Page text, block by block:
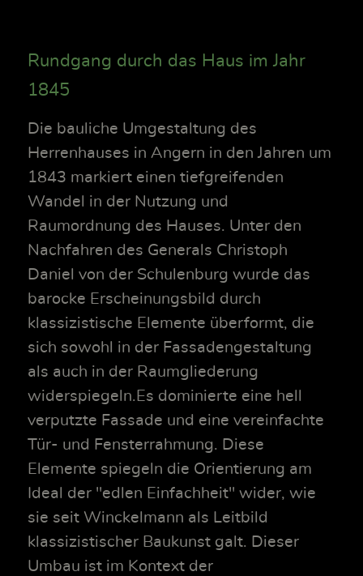
Rundgang durch das Haus im Jahr
1845
Die bauliche Umgestaltung des
Herrenhauses in Angern in den Jahren um
1843 markiert einen tiefgreifenden
Wandel in der Nutzung und
Raumordnung des Hauses. Unter den
Nachfahren des Generals Christoph
Daniel von der Schulenburg wurde das
barocke Erscheinungsbild durch
klassizistische Elemente überformt, die
sich sowohl in der Fassadengestaltung
als auch in der Raumgliederung
widerspiegeln.Es dominierte eine hell
verputzte Fassade und eine vereinfachte
Tür- und Fensterrahmung. Diese
Elemente spiegeln die Orientierung am
Ideal der "edlen Einfachheit" wider, wie
sie seit Winckelmann als Leitbild
klassizistischer Baukunst galt. Dieser
Umbau ist im Kontext der